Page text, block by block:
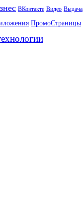
ВКонтакте Видео Выдача
ПромоСтраницы